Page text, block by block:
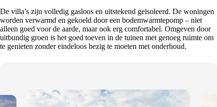
De villa’s zijn volledig gasloos en uitstekend geïsoleerd. De woningen
worden verwarmd en gekoeld door een bodemwarmtepomp – niet
alleen goed voor de aarde, maar ook erg comfortabel. Omgeven door
uitbundig groen is het goed toeven in de tuinen met genoeg ruimte om
te genieten zonder eindeloos bezig te moeten met onderhoud.